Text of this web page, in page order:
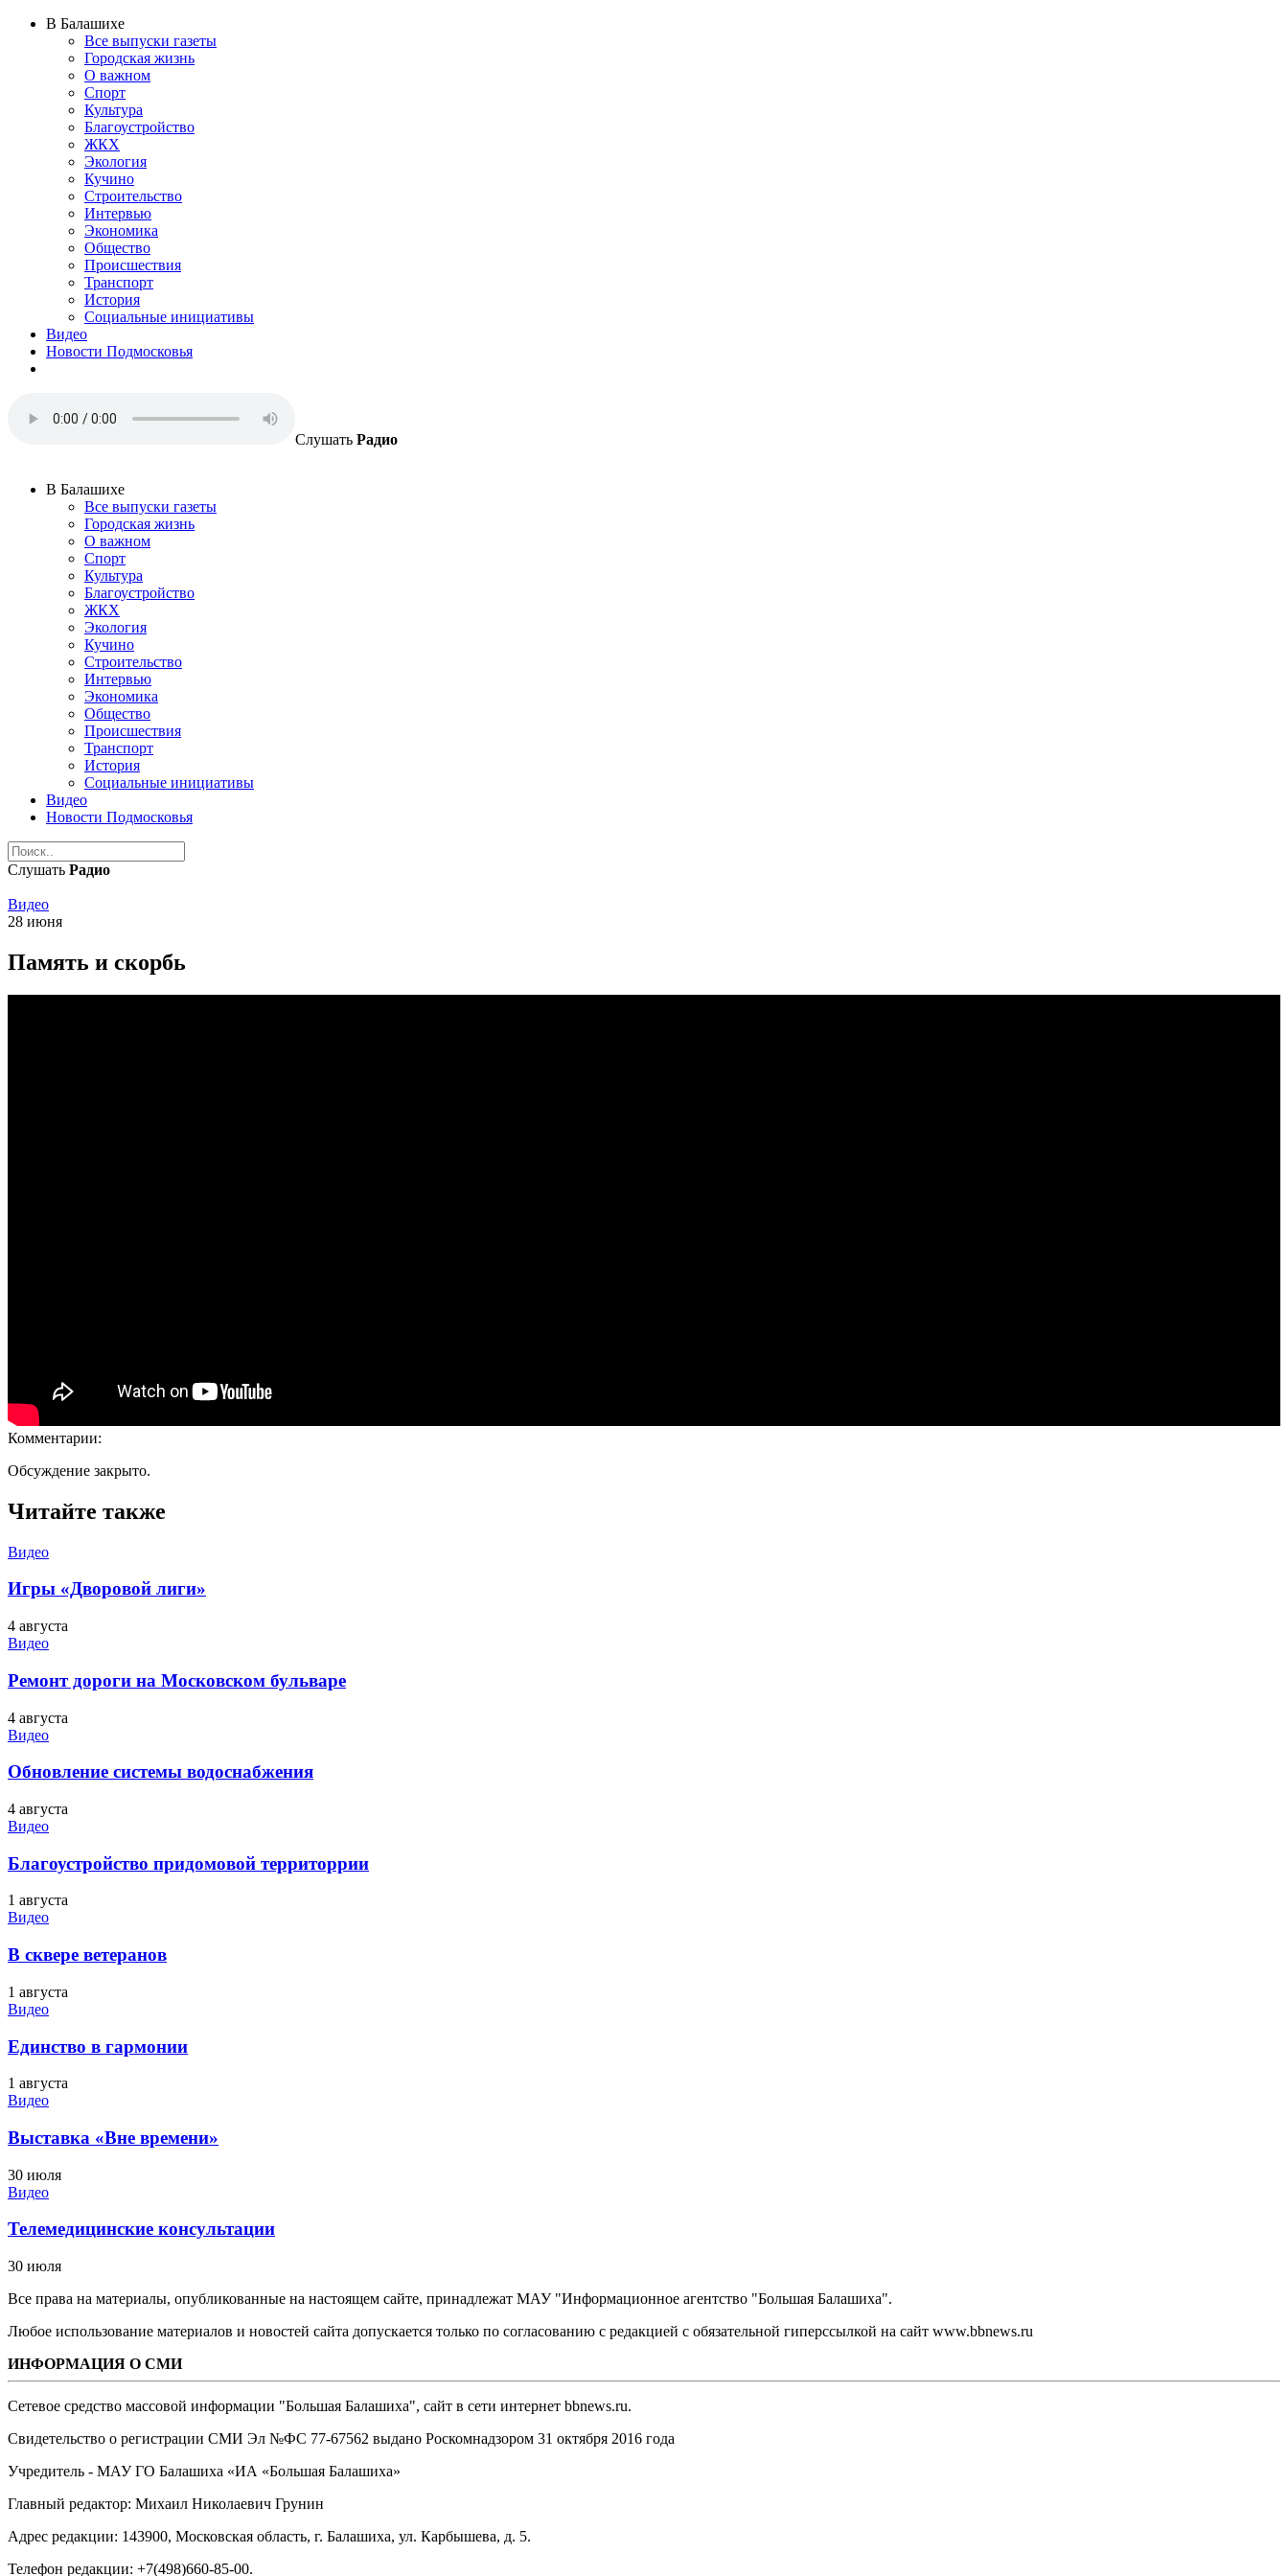
В Балашихе
Все выпуски газеты
Городская жизнь
О важном
Спорт
Культура
Благоустройство
ЖКХ
Экология
Кучино
Строительство
Интервью
Экономика
Общество
Происшествия
Транспорт
История
Социальные инициативы
Видео
Новости Подмосковья
Слушать Радио
В Балашихе
Все выпуски газеты
Городская жизнь
О важном
Спорт
Культура
Благоустройство
ЖКХ
Экология
Кучино
Строительство
Интервью
Экономика
Общество
Происшествия
Транспорт
История
Социальные инициативы
Видео
Новости Подмосковья
Слушать Радио
Видео
28 июня
Память и скорбь
Комментарии:
Обсуждение закрыто.
Читайте также
Видео
Игры «Дворовой лиги»
4 августа
Видео
Ремонт дороги на Московском бульваре
4 августа
Видео
Обновление системы водоснабжения
4 августа
Видео
Благоустройство придомовой территоррии
1 августа
Видео
В сквере ветеранов
1 августа
Видео
Единство в гармонии
1 августа
Видео
Выставка «Вне времени»
30 июля
Видео
Телемедицинские консультации
30 июля
Все права на материалы, опубликованные на настоящем сайте, принадлежат МАУ "Информационное агентство "Большая Балашиха".
Любое использование материалов и новостей сайта допускается только по согласованию с редакцией с обязательной гиперссылкой на сайт www.bbnews.ru
ИНФОРМАЦИЯ О СМИ
Сетевое средство массовой информации "Большая Балашиха", сайт в сети интернет bbnews.ru.
Свидетельство о регистрации СМИ Эл №ФС ‎77-67562 выдано Роскомнадзором 31 октября 2016 года
Учредитель - МАУ ГО Балашиха «ИА «Большая Балашиха»
Главный редактор: Михаил Николаевич Грунин
Адрес редакции: 143900, Московская область, г. Балашиха, ул. Карбышева, д. 5.
Телефон редакции: +7(498)660-85-00.